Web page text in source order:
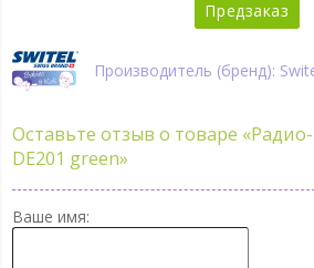
Предзаказ
Производитель (бренд):
Оставьте отзыв о товаре
DE201 green»
Ваше имя: